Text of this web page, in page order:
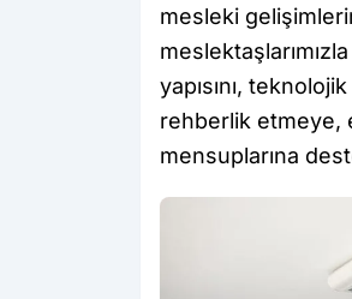
mesleki
yapısını,
rehberlik etmeye,
mensuplarına